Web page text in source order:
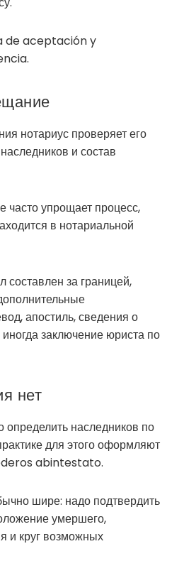
de aceptación y
нотариус проверяет его
и состав
часто упрощает процесс,
в нотариальной
составлен за границей,
апостиль, сведения о
заключение юриста по
нет
наследников по
для этого оформляют
abintestato.
шире: надо подтвердить
умершего,
и круг возможных